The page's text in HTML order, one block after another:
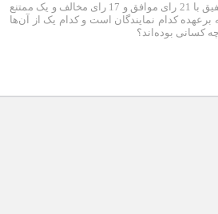
پس از تصویب شکننده کلیات این لایحه در کمیسیون تلفیق با 21 رای موافق و 17 رای مخالف و یک ممتنع
کدام نمایندگان است و کدام یک از آن‌ها
کسانی بوده‌اند؟